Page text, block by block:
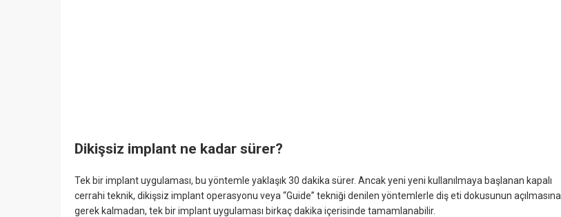
Dikişsiz implant ne kadar sürer?
Tek bir implant uygulaması, bu yöntemle yaklaşık 30 dakika sürer. Ancak yeni yeni kullanılmaya başlanan kapalı
cerrahi teknik, dikişsiz implant operasyonu veya “Guide” tekniği denilen yöntemlerle diş eti dokusunun açılmasına
gerek kalmadan, tek bir implant uygulaması birkaç dakika içerisinde tamamlanabilir.